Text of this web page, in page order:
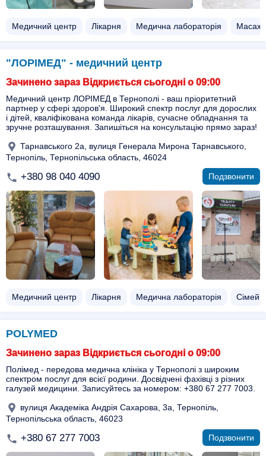
Медичний центр Лікарня Медична лабораторія Масаж
"ЛОРІМЕД" - медичний центр
Зачинено зараз Відкриється сьогодні о 09:00
Медичний центр ЛОРІМЕД в Тернополі - ваш пріоритетний
партнер у сфері здоров'я. Широкий спектр послуг для дорослих
і дітей, кваліфікована команда лікарів, сучасне обладнання та
зручне розташування. Запишіться на консультацію прямо зараз!
Тарнавського 2а, вулиця Генерала Мирона Тарнавського,
Тернопіль, Тернопільська область, 46024
+380 98 040 4090 Подзвонити
Медичний центр Лікарня Медична лабораторія
POLYMED
Зачинено зараз Відкриється сьогодні о 09:00
Полімед - передова медична клініка у Тернополі з широким
спектром послуг для всієї родини. Досвідчені фахівці з різних
галузей медицини. Записуйтесь за номером: +380 67 277 7003.
вулиця Академіка Андрія Сахарова, 3а, Тернопіль,
Тернопільська область, 46023
+380 67 277 7003 Подзвонити